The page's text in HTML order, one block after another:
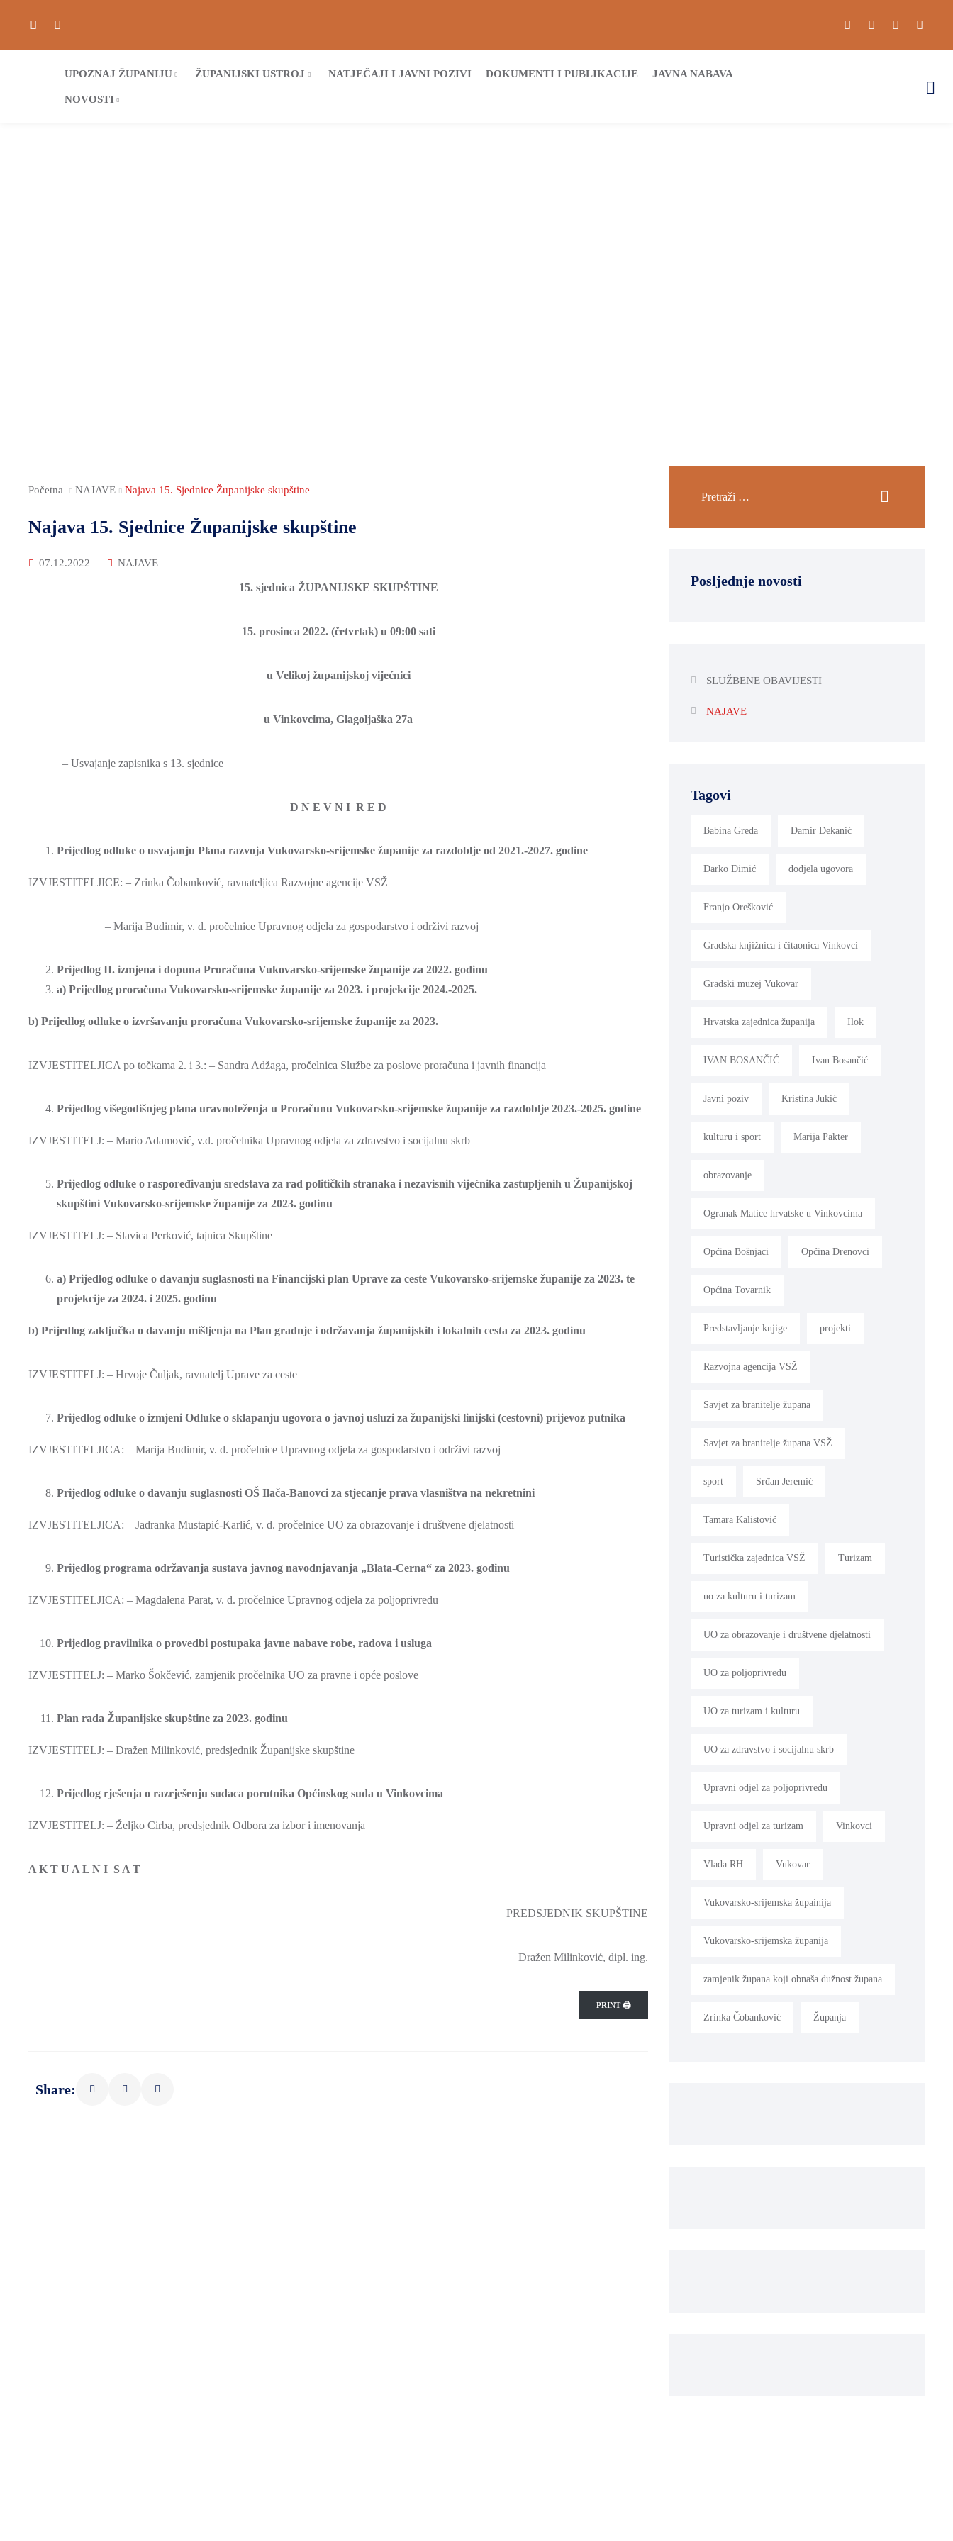
UPOZNAJ ŽUPANIJU ŽUPANIJSKI USTROJ NATJEČAJI I JAVNI POZIVI DOKUMENTI I PUBLIKACIJE JAVNA NABAVA
NOVOSTI
Početna NAJAVE Najava 15. Sjednice Županijske skupštine
Najava 15. Sjednice Županijske skupštine
07.12.2022 NAJAVE
15. sjednica ŽUPANIJSKE SKUPŠTINE
15. prosinca 2022. (četvrtak) u 09:00 sati
u Velikoj županijskoj vijećnici
u Vinkovcima, Glagoljaška 27a
– Usvajanje zapisnika s 13. sjednice
D N E V N I R E D
Prijedlog odluke o usvajanju Plana razvoja Vukovarsko-srijemske županije za razdoblje od 2021.-2027. godine
IZVJESTITELJICE: – Zrinka Čobanković, ravnateljica Razvojne agencije VSŽ
– Marija Budimir, v. d. pročelnice Upravnog odjela za gospodarstvo i održivi razvoj
Prijedlog II. izmjena i dopuna Proračuna Vukovarsko-srijemske županije za 2022. godinu
a) Prijedlog proračuna Vukovarsko-srijemske županije za 2023. i projekcije 2024.-2025.
b) Prijedlog odluke o izvršavanju proračuna Vukovarsko-srijemske županije za 2023.
IZVJESTITELJICA po točkama 2. i 3.: – Sandra Adžaga, pročelnica Službe za poslove proračuna i javnih financija
Prijedlog višegodišnjeg plana uravnoteženja u Proračunu Vukovarsko-srijemske županije za razdoblje 2023.-2025. godine
IZVJESTITELJ: – Mario Adamović, v.d. pročelnika Upravnog odjela za zdravstvo i socijalnu skrb
Prijedlog odluke o raspoređivanju sredstava za rad političkih stranaka i nezavisnih vijećnika zastupljenih u Županijskoj
skupštini Vukovarsko-srijemske županije za 2023. godinu
IZVJESTITELJ: – Slavica Perković, tajnica Skupštine
a) Prijedlog odluke o davanju suglasnosti na Financijski plan Uprave za ceste Vukovarsko-srijemske županije za 2023. te
projekcije za 2024. i 2025. godinu
b) Prijedlog zaključka o davanju mišljenja na Plan gradnje i održavanja županijskih i lokalnih cesta za 2023. godinu
IZVJESTITELJ: – Hrvoje Čuljak, ravnatelj Uprave za ceste
Prijedlog odluke o izmjeni Odluke o sklapanju ugovora o javnoj usluzi za županijski linijski (cestovni) prijevoz putnika
IZVJESTITELJICA: – Marija Budimir, v. d. pročelnice Upravnog odjela za gospodarstvo i održivi razvoj
Prijedlog odluke o davanju suglasnosti OŠ Ilača-Banovci za stjecanje prava vlasništva na nekretnini
IZVJESTITELJICA: – Jadranka Mustapić-Karlić, v. d. pročelnice UO za obrazovanje i društvene djelatnosti
Prijedlog programa održavanja sustava javnog navodnjavanja „Blata-Cerna“ za 2023. godinu
IZVJESTITELJICA: – Magdalena Parat, v. d. pročelnice Upravnog odjela za poljoprivredu
Prijedlog pravilnika o provedbi postupaka javne nabave robe, radova i usluga
IZVJESTITELJ: – Marko Šokčević, zamjenik pročelnika UO za pravne i opće poslove
Plan rada Županijske skupštine za 2023. godinu
IZVJESTITELJ: – Dražen Milinković, predsjednik Županijske skupštine
Prijedlog rješenja o razrješenju sudaca porotnika Općinskog suda u Vinkovcima
IZVJESTITELJ: – Željko Cirba, predsjednik Odbora za izbor i imenovanja
A K T U A L N I S A T
PREDSJEDNIK SKUPŠTINE
Dražen Milinković, dipl. ing.
PRINT 🖨
Share:
Posljednje novosti
SLUŽBENE OBAVIJESTI
NAJAVE
Tagovi
Babina Greda Damir Dekanić
Darko Dimić dodjela ugovora
Franjo Orešković
Gradska knjižnica i čitaonica Vinkovci
Gradski muzej Vukovar
Hrvatska zajednica županija Ilok
IVAN BOSANČIĆ Ivan Bosančić
Javni poziv Kristina Jukić
kulturu i sport Marija Pakter
obrazovanje
Ogranak Matice hrvatske u Vinkovcima
Općina Bošnjaci Općina Drenovci
Općina Tovarnik
Predstavljanje knjige projekti
Razvojna agencija VSŽ
Savjet za branitelje župana
Savjet za branitelje župana VSŽ
sport Srđan Jeremić
Tamara Kalistović
Turistička zajednica VSŽ Turizam
uo za kulturu i turizam
UO za obrazovanje i društvene djelatnosti
UO za poljoprivredu
UO za turizam i kulturu
UO za zdravstvo i socijalnu skrb
Upravni odjel za poljoprivredu
Upravni odjel za turizam Vinkovci
Vlada RH Vukovar
Vukovarsko-srijemska župainija
Vukovarsko-srijemska županija
zamjenik župana koji obnaša dužnost župana
Zrinka Čobanković Županja